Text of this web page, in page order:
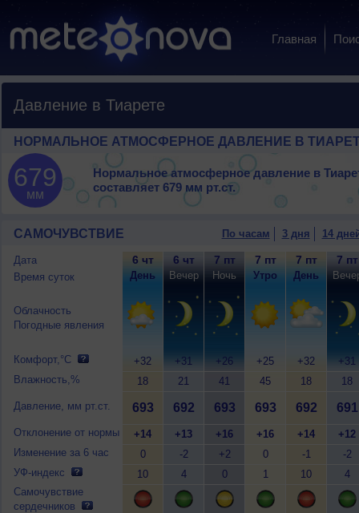
Главная
Давление в Тиарете
НОРМАЛЬНОЕ АТМОСФЕРНОЕ ДАВЛЕНИЕ В
679
мм
Нормальное атмосферное давление в
составляет 679 мм рт.ст.
САМОЧУВСТВИЕ По часам 3 дня 14
Дата
Время суток
Облачность
Погодные явления
Комфорт,°C
Влажность,%
Давление, мм рт.ст.
Отклонение от нормы
Изменение за 6 час
УФ-индекс
Самочувствие
сердечников
6 чт
День
+32
18
693
+14
0
10
6 чт
Вечер
+31
21
692
+13
-2
4
7 пт
Ночь
+26
41
693
+16
+2
0
7 пт
Утро
+25
45
693
+16
0
1
7 пт
День
+32
18
692
+14
-1
10
7 пт
+31
18
691
+12
-2
4